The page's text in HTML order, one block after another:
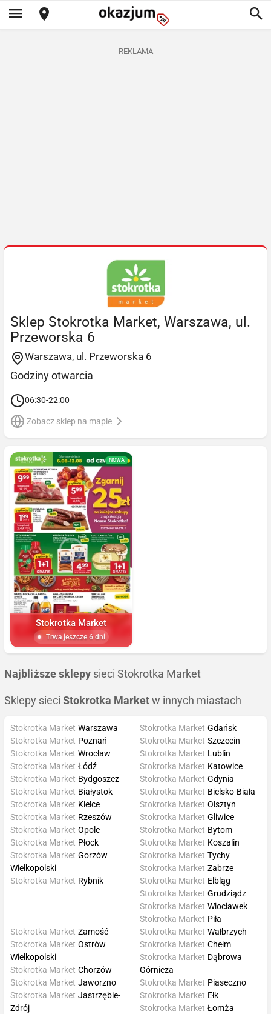
REKLAMA
Sklep Stokrotka Market, Warszawa, ul.
Przeworska 6
Warszawa, ul. Przeworska 6
Godziny otwarcia
06:30-22:00
Zobacz sklep na mapie
NOWA
Stokrotka Market
Trwa jeszcze 6 dni
Najbliższe sklepy sieci Stokrotka Market
Sklepy sieci Stokrotka Market w innych miastach
Stokrotka Market Warszawa
Stokrotka Market Poznań
Stokrotka Market Wrocław
Stokrotka Market Łódź
Stokrotka Market Gdańsk
Stokrotka Market Szczecin
Stokrotka Market Lublin
Stokrotka Market Katowice
Stokrotka Market Bydgoszcz
Stokrotka Market Białystok
Stokrotka Market Kielce
Stokrotka Market Rzeszów
Stokrotka Market Gdynia
Stokrotka Market Bielsko-Biała
Stokrotka Market Olsztyn
Stokrotka Market Gliwice
Stokrotka Market Opole
Stokrotka Market Płock
Stokrotka Market Gorzów
Wielkopolski
Stokrotka Market Rybnik
Stokrotka Market Bytom
Stokrotka Market Koszalin
Stokrotka Market Tychy
Stokrotka Market Zabrze
Stokrotka Market Elbląg
Stokrotka Market Grudziądz
Stokrotka Market Włocławek
Stokrotka Market Piła
Stokrotka Market Zamość
Stokrotka Market Ostrów
Wielkopolski
Stokrotka Market Chorzów
Stokrotka Market Jaworzno
Stokrotka Market Wałbrzych
Stokrotka Market Chełm
Stokrotka Market Dąbrowa
Górnicza
Stokrotka Market Piaseczno
Stokrotka Market Jastrzębie-
Zdrój
Stokrotka Market Ełk
Stokrotka Market Łomża